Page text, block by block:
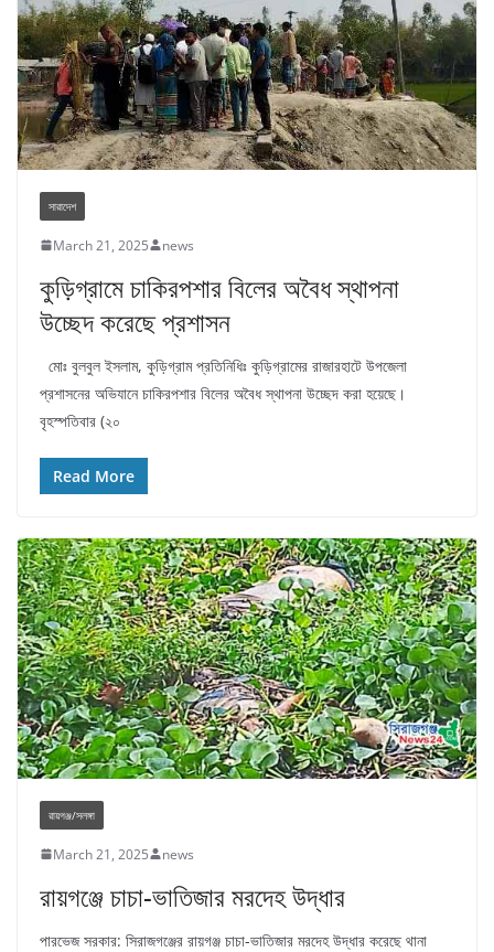
সারাদেশ
March 21, 2025 news
কুড়িগ্রামে চাকিরপশার বিলের অবৈধ স্থাপনা
উচ্ছেদ করেছে প্রশাসন
মোঃ বুলবুল ইসলাম, কুড়িগ্রাম প্রতিনিধিঃ কুড়িগ্রামের রাজারহাটে উপজেলা
প্রশাসনের অভিযানে চাকিরপশার বিলের অবৈধ স্থাপনা উচ্ছেদ করা হয়েছে।
বৃহস্পতিবার (২০
Read More
রায়গঞ্জ/সলঙ্গা
March 21, 2025 news
রায়গঞ্জে চাচা-ভাতিজার মরদেহ উদ্ধার
পারভেজ সরকার: সিরাজগঞ্জের রায়গঞ্জ চাচা-ভাতিজার মরদেহ উদ্ধার করেছে থানা